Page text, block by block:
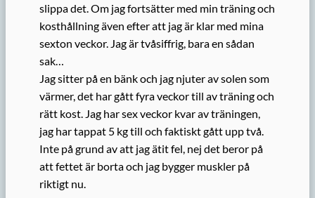
slippa det. Om jag fortsätter med min träning och
kosthållning även efter att jag är klar med mina
sexton veckor. Jag är tvåsiffrig, bara en sådan
sak…
Jag sitter på en bänk och jag njuter av solen som
värmer, det har gått fyra veckor till av träning och
rätt kost. Jag har sex veckor kvar av träningen,
jag har tappat 5 kg till och faktiskt gått upp två.
Inte på grund av att jag ätit fel, nej det beror på
att fettet är borta och jag bygger muskler på
riktigt nu.